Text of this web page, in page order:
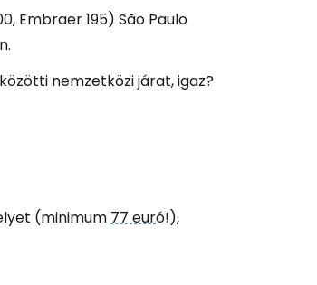
Embraer 195) São Paulo
nemzetközi járat, igaz?
(minimum77 euró!),